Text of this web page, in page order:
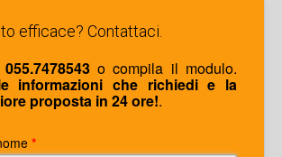
efficace? Contattaci.
055.7478543o compila il modulo.
informazioni che richiedi e la
proposta in 24 ore!.
*